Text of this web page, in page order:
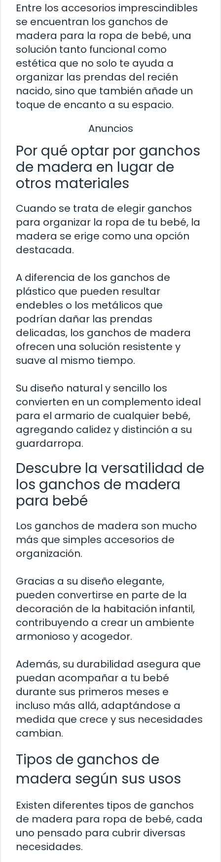
Entre los accesorios imprescindibles
se encuentran los ganchos de
madera para la ropa de bebé, una
solución tanto funcional como
estética que no solo te ayuda a
organizar las prendas del recién
nacido, sino que también añade un
toque de encanto a su espacio.
Anuncios
Por qué optar por ganchos
de madera en lugar de
otros materiales
Cuando se trata de elegir ganchos
para organizar la ropa de tu bebé, la
madera se erige como una opción
destacada.
A diferencia de los ganchos de
plástico que pueden resultar
endebles o los metálicos que
podrían dañar las prendas
delicadas, los ganchos de madera
ofrecen una solución resistente y
suave al mismo tiempo.
Su diseño natural y sencillo los
convierten en un complemento ideal
para el armario de cualquier bebé,
agregando calidez y distinción a su
guardarropa.
Descubre la versatilidad de
los ganchos de madera
para bebé
Los ganchos de madera son mucho
más que simples accesorios de
organización.
Gracias a su diseño elegante,
pueden convertirse en parte de la
decoración de la habitación infantil,
contribuyendo a crear un ambiente
armonioso y acogedor.
Además, su durabilidad asegura que
puedan acompañar a tu bebé
durante sus primeros meses e
incluso más allá, adaptándose a
medida que crece y sus necesidades
cambian.
Tipos de ganchos de
madera según sus usos
Existen diferentes tipos de ganchos
de madera para ropa de bebé, cada
uno pensado para cubrir diversas
necesidades.